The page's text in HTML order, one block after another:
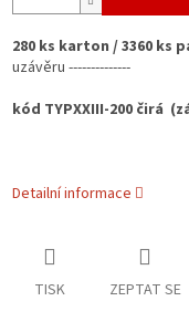
280 ks karton / 3360 ks
uzávěru --------------
kód TYPXXIII-200 čirá
Detailní informace
TISK ZEPTAT SE